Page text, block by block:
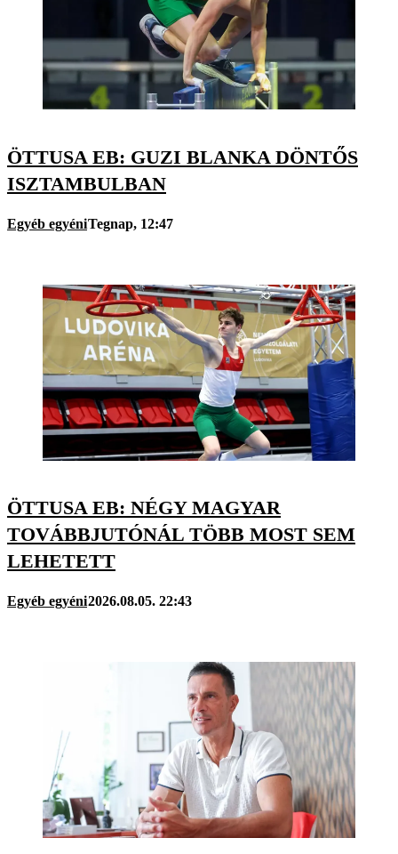
ÖTTUSA EB: GUZI BLANKA DÖNTŐS
ISZTAMBULBAN
Egyéb egyéniTegnap, 12:47
ÖTTUSA EB: NÉGY MAGYAR
TOVÁBBJUTÓNÁL TÖBB MOST SEM
LEHETETT
Egyéb egyéni2026.08.05. 22:43